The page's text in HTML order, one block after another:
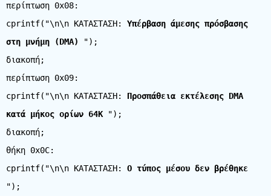
περίπτωση 0x08:
cprintf("\n\n ΚΑΤΑΣΤΑΣΗ: Υπέρβαση άμεσης πρόσβασης
στη μνήμη (DMA)
");
διακοπή;
περίπτωση 0x09:
cprintf("\n\n ΚΑΤΑΣΤΑΣΗ: Προσπάθεια εκτέλεσης DMA
κατά μήκος ορίων 64K");
διακοπή;
θήκη 0x0C:
cprintf("\n\n ΚΑΤΑΣΤΑΣΗ: Ο τύπος μέσου δεν βρέθηκε
");